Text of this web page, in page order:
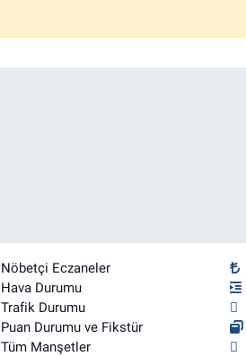
Nöbetçi Eczaneler
Hava Durumu
Trafik Durumu
Puan Durumu ve Fikstür
Tüm Manşetler